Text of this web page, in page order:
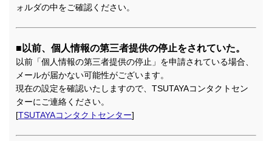
ォルダの中をご確認ください。
■以前、個人情報の第三者提供の停止をされていた。
以前「個人情報の第三者提供の停止」を申請されている場合、
メールが届かない可能性がございます。
現在の設定を確認いたしますので、TSUTAYAコンタクトセン
ターにご連絡ください。
[TSUTAYAコンタクトセンター]